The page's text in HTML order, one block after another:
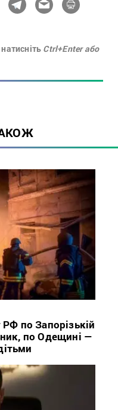
Ctrl+Enter або
по Запорізькій
по Одещині —